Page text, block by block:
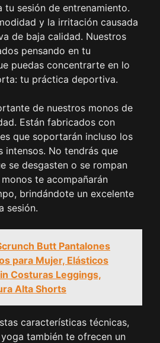
tu sesión de entrenamiento.
y la irritación causada
de baja calidad. Nuestros
pensando en tu
puedas concentrarte en lo
tu práctica deportiva.
de nuestros monos de
Están fabricados con
que soportarán incluso los
intensos. No tendrás que
se desgasten o se rompan
te acompañarán
brindándote un excelente
sesión.
Butt Pantalones
para Mujer, Elásticos
Costuras Leggings,
Alta Shorts
características técnicas,
también te ofrecen un